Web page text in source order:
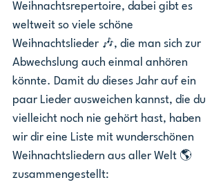
Weihnachtsrepertoire, dabei gibt es
weltweit so viele schöne
Weihnachtslieder 🎶, die man sich zur
Abwechslung auch einmal anhören
könnte. Damit du dieses Jahr auf ein
paar Lieder ausweichen kannst, die du
vielleicht noch nie gehört hast, haben
wir dir eine Liste mit wunderschönen
Weihnachtsliedern aus aller Welt 🌎
zusammengestellt: